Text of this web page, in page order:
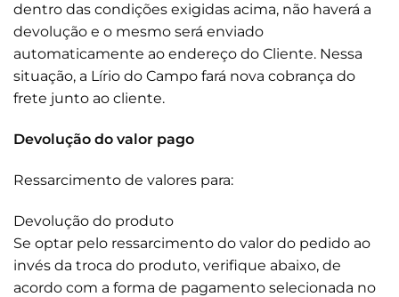
dentro das condições exigidas acima, não haverá a
devolução e o mesmo será enviado
automaticamente ao endereço do Cliente. Nessa
situação, a Lírio do Campo fará nova cobrança do
frete junto ao cliente.
Devolução do valor pago
Ressarcimento de valores para:
Devolução do produto
Se optar pelo ressarcimento do valor do pedido ao
invés da troca do produto, verifique abaixo, de
acordo com a forma de pagamento selecionada no